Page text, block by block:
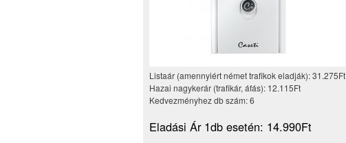
Listaár (amennyiért német trafikok eladják):31.275Ft
Hazai nagykerár (trafikár, áfás): 12.115Ft
Kedvezményhez db szám:6
Eladási Ár 1db esetén: 14.990Ft